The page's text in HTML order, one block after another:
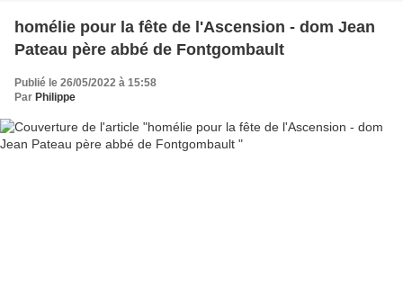
homélie pour la fête de l'Ascension - dom Jean
Pateau père abbé de Fontgombault
Publié le 26/05/2022 à 15:58
Par Philippe